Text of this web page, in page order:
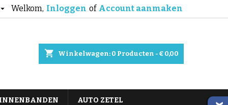
Welkom, Inloggen of Account aanmaken

shopping_cart Winkelwagen: 0 Producten - € 0,00
AUTO ZETEL